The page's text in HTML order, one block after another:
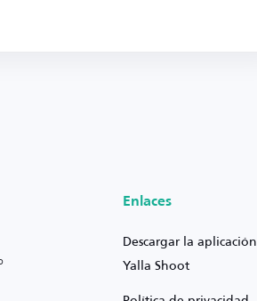
Enlaces
Descargar la aplicación
Yalla Shoot